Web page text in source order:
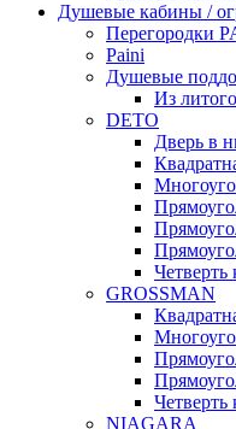
Душевые кабины /
Перегородки
Paini
Душевые
Из
DETO
Дверь в
Четверть
GROSSMAN
Четверть
NIAGARA